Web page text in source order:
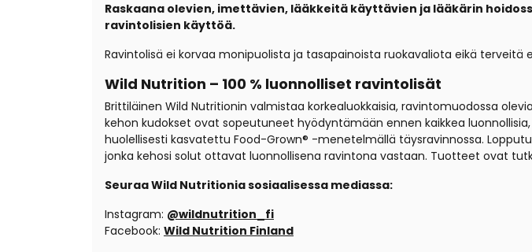
Raskaana olevien, imettävien, lääkkeitä käyttävien ja lääkärin
ravintolisien käyttöä.
Ravintolisä ei korvaa monipuolista ja tasapainoista ruokavaliota eikä terveitä
Wild Nutrition – 100 % luonnolliset ravintolisät
Brittiläinen Wild Nutritionin valmistaa korkealuokkaisia, ravintomuodossa
kehon kudokset ovat sopeutuneet hyödyntämään ennen kaikkea
huolellisesti kasvatettu Food-Grown® -menetelmällä täysravinnossa.
jonka kehosi solut ottavat luonnollisena ravintona vastaan. Tuotteet ovat
Seuraa Wild Nutritionia sosiaalisessa mediassa:
Instagram: @wildnutrition_fi
Facebook: Wild Nutrition Finland